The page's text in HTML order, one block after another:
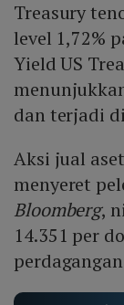
Treasury
level 1,72%
Yield US
dan terjadi
Aksi jual
menyeret
Bloomberg,
14.351 per